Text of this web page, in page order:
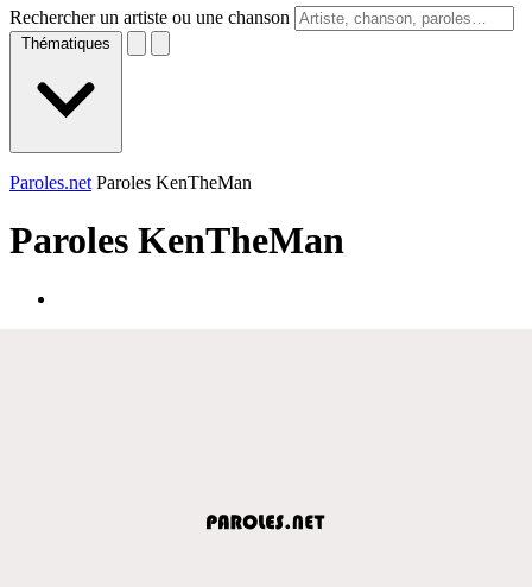
Rechercher un artiste ou une chanson
Thématiques
Paroles.net Paroles KenTheMan
Paroles KenTheMan